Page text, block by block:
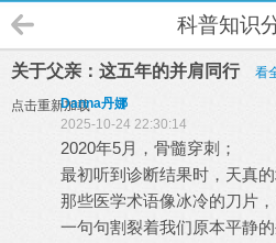
科普知识
关于父亲：这五年的并肩同行 看
点击重新加载Danna丹娜
2025-10-24 22:30:14
2020年5月，骨髓穿刺；
最初听到诊断结果时，天真的
那些医学术语像冰冷的刀片，
一句句割裂着我们原本平静的